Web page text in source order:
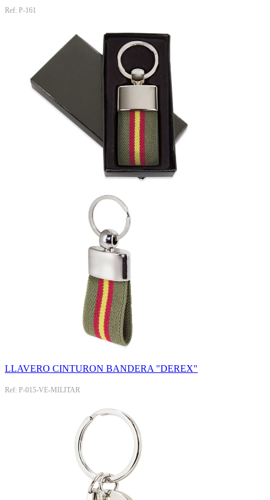
Ref: P-161
LLAVERO CINTURON BANDERA "DEREX"
Ref: P-015-VE-MILITAR